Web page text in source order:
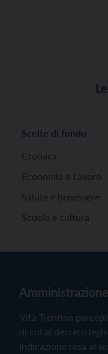
Scelte di fondo
Cronaca
Economia e Lavoro
Salute e benessere
Scuola e cultura
Vita Trentina
di cui al decreto
Indicazione resa ai